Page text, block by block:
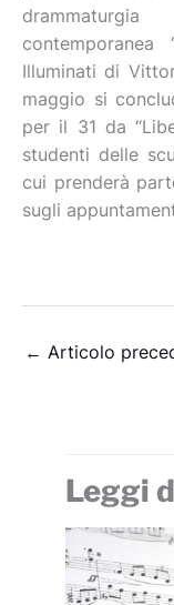
drammaturgia
Illuminati di
maggio si
per il 31 da
studenti delle
cui prenderà
sugli
← Articolo
Leggi